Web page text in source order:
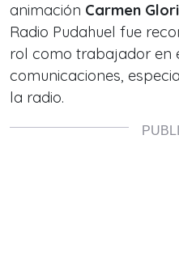
animación Carmen
Radio Pudahuel fue
rol como trabajador en
comunicaciones,
la radio.